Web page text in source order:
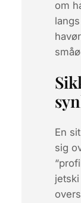
om
En
sig